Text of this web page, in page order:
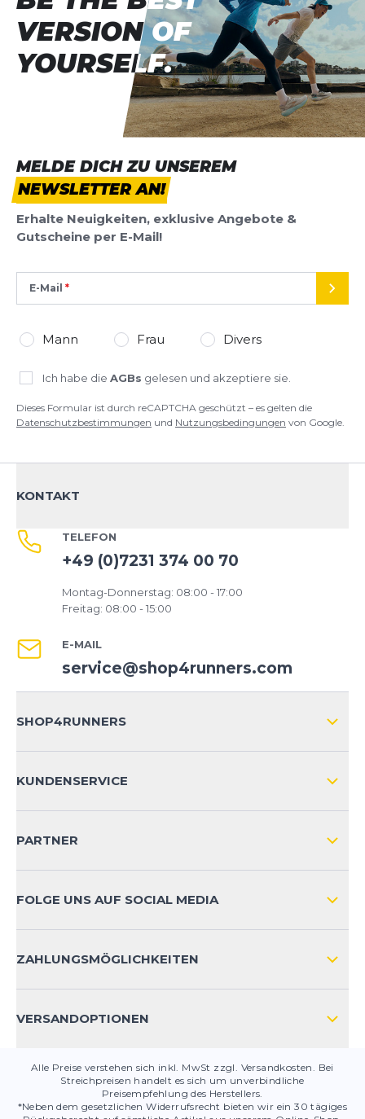
MELDE DICH ZU UNSEREM
NEWSLETTER AN!
Erhalte Neuigkeiten, exklusive Angebote &
Gutscheine per E-Mail!
E-Mail
Mann Frau Divers
Ich habe die AGBs gelesen und akzeptiere sie.
Dieses Formular ist durch reCAPTCHA geschützt – es gelten die
Datenschutzbestimmungen und Nutzungsbedingungen von Google.
VERSION OF
YOURSELF.
VERSION OF
YOURSELF.
KONTAKT
TELEFON
+49 (0)7231 374 00 70
Montag-Donnerstag: 08:00 - 17:00
Freitag: 08:00 - 15:00
E-MAIL
service@shop4runners.com
SHOP4RUNNERS
KUNDENSERVICE
KONTAKT
PRODUKTSICHERHEIT
PARTNER
FOLGE UNS AUF SOCIAL MEDIA
ZAHLUNGSMÖGLICHKEITEN
VERSANDOPTIONEN
Alle Preise verstehen sich inkl. MwSt zzgl. Versandkosten. Bei
Streichpreisen handelt es sich um unverbindliche
Preisempfehlung des Herstellers.
*Neben dem gesetzlichen Widerrufsrecht bieten wir ein 30 tägiges